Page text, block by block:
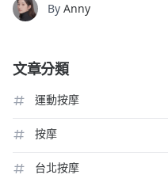
By Anny
文章分類
運動按摩
按摩
台北按摩